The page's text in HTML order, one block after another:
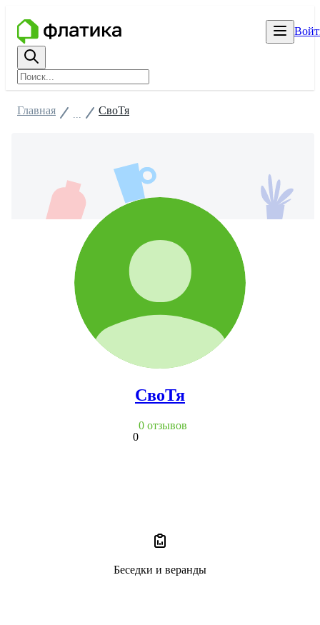
Главная СвоТя
СвоТя
0
0 отзывов
Беседки и веранды